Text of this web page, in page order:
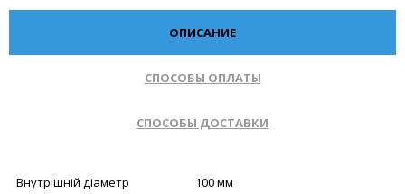
ОПИСАНИЕ
СПОСОБЫ ОПЛАТЫ
СПОСОБЫ ДОСТАВКИ
Внутрішній діаметр
100 мм